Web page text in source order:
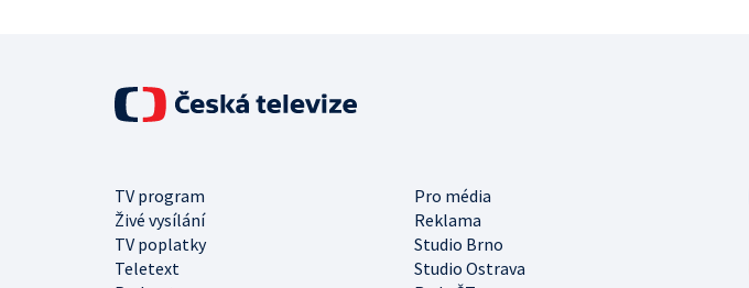
TV program
Pro média
Živé vysílání
Reklama
TV poplatky
Studio Brno
Teletext
Studio Ostrava